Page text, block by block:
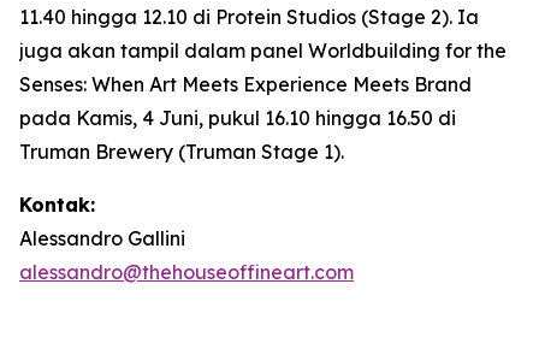
11.40 hingga 12.10 di Protein Studios (Stage 2). Ia
juga akan tampil dalam panel Worldbuilding for the
Senses: When Art Meets Experience Meets Brand
pada Kamis, 4 Juni, pukul 16.10 hingga 16.50 di
Truman Brewery (Truman Stage 1).
Kontak:
Alessandro Gallini
alessandro@thehouseoffineart.com